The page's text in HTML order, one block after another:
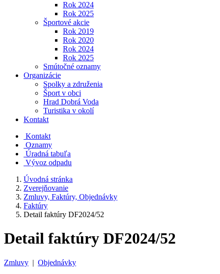
Rok 2024
Rok 2025
Športové akcie
Rok 2019
Rok 2020
Rok 2024
Rok 2025
Smútočné oznamy
Organizácie
Spolky a združenia
Šport v obci
Hrad Dobrá Voda
Turistika v okolí
Kontakt
Kontakt
Oznamy
Úradná tabuľa
Vývoz odpadu
Úvodná stránka
Zverejňovanie
Zmluvy, Faktúry, Objednávky
Faktúry
Detail faktúry DF2024/52
Detail faktúry DF2024/52
Zmluvy | Objednávky